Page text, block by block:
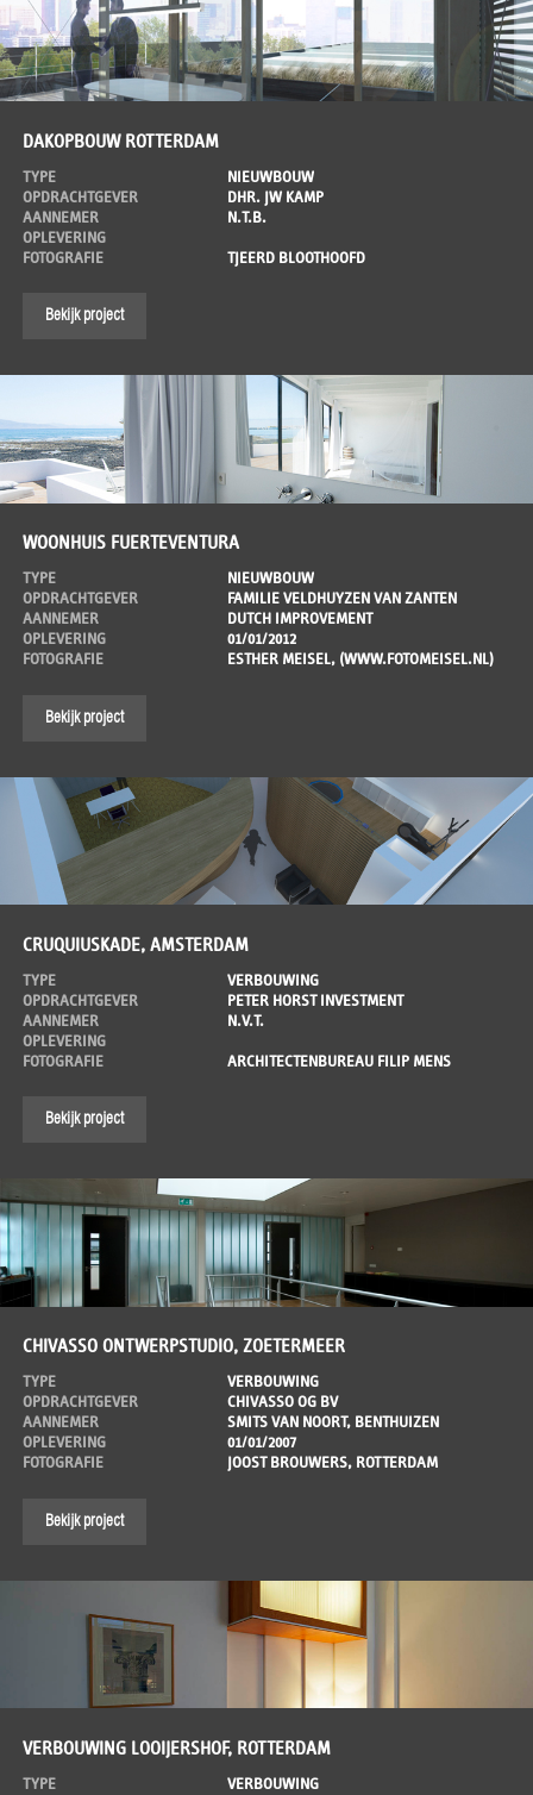
DAKOPBOUW ROTTERDAM
TYPE
NIEUWBOUW
OPDRACHTGEVER
DHR. JW KAMP
AANNEMER
N.T.B.
OPLEVERING
FOTOGRAFIE
TJEERD BLOOTHOOFD
Bekijk project
WOONHUIS FUERTEVENTURA
TYPE
NIEUWBOUW
OPDRACHTGEVER
FAMILIE VELDHUYZEN VAN ZANTEN
AANNEMER
DUTCH IMPROVEMENT
OPLEVERING
01/01/2012
FOTOGRAFIE
ESTHER MEISEL, (WWW.FOTOMEISEL.NL)
Bekijk project
CRUQUIUSKADE, AMSTERDAM
TYPE
VERBOUWING
OPDRACHTGEVER
PETER HORST INVESTMENT
AANNEMER
N.V.T.
OPLEVERING
FOTOGRAFIE
ARCHITECTENBUREAU FILIP MENS
Bekijk project
CHIVASSO ONTWERPSTUDIO, ZOETERMEER
TYPE
VERBOUWING
OPDRACHTGEVER
CHIVASSO OG BV
AANNEMER
SMITS VAN NOORT, BENTHUIZEN
OPLEVERING
01/01/2007
FOTOGRAFIE
JOOST BROUWERS, ROTTERDAM
Bekijk project
VERBOUWING LOOIJERSHOF, ROTTERDAM
TYPE
VERBOUWING